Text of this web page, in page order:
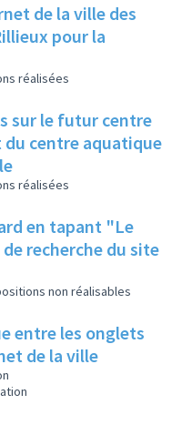
de la ville des
pour la
réalisées
sur le futur centre
centre aquatique
réalisées
en tapant "Le
recherche du site
non réalisables
entre les onglets
de la ville